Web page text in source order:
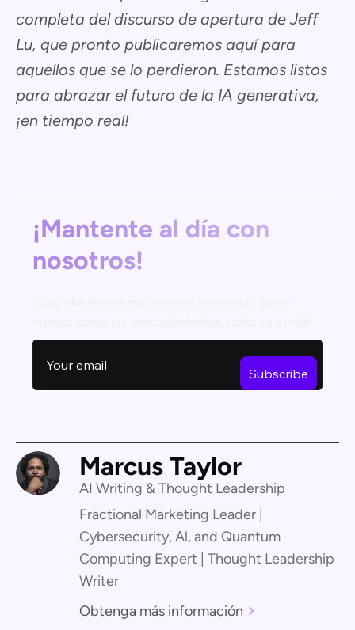
completa del discurso de apertura de Jeff
Lu, que pronto publicaremos aquí para
aquellos que se lo perdieron. Estamos listos
para abrazar el futuro de la IA generativa,
¡en tiempo real!
¡Mantente al día con
nosotros!
Marcus Taylor
AI Writing & Thought Leadership
Fractional Marketing Leader |
Cybersecurity, Al, and Quantum
Computing Expert | Thought Leadership
Writer
Obtenga más información